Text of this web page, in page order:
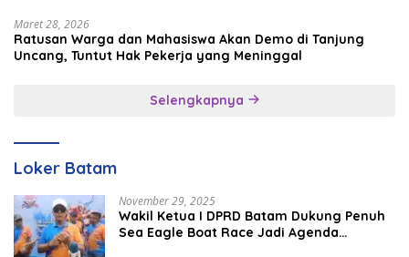
Maret 28, 2026
Ratusan Warga dan Mahasiswa Akan Demo di Tanjung
Uncang, Tuntut Hak Pekerja yang Meninggal
Selengkapnya
Loker Batam
November 29, 2025
Wakil Ketua I DPRD Batam Dukung Penuh
Sea Eagle Boat Race Jadi Agenda